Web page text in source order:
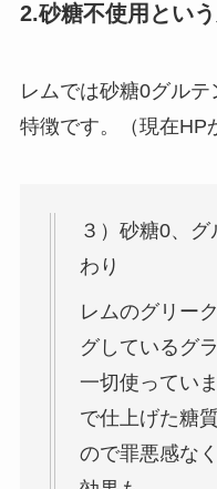
2.砂糖不使用とい
レムでは砂糖0グル
特徴です。（現在HP
３）砂糖0、
わり
レムのグリー
グしているグ
一切使ってい
で仕上げた糖
ので罪悪感な